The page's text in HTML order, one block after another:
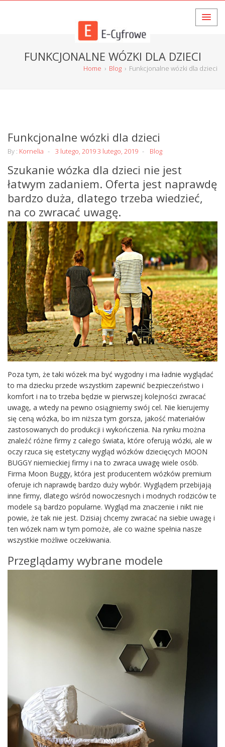
FUNKCJONALNE WÓZKI DLA DZIECI
Home › Blog › Funkcjonalne wózki dla dzieci
Funkcjonalne wózki dla dzieci
By : Kornelia 3 lutego, 20193 lutego, 2019 Blog
Szukanie wózka dla dzieci nie jest
łatwym zadaniem. Oferta jest naprawdę
bardzo duża, dlatego trzeba wiedzieć,
na co zwracać uwagę.
Poza tym, że taki wózek ma być wygodny i ma ładnie wyglądać
to ma dziecku przede wszystkim zapewnić bezpieczeństwo i
komfort i na to trzeba będzie w pierwszej kolejności zwracać
uwagę, a wtedy na pewno osiągniemy swój cel. Nie kierujemy
się ceną wózka, bo im niższa tym gorsza, jakość materiałów
zastosowanych do produkcji i wykończenia. Na rynku można
znaleźć różne firmy z całego świata, które oferują wózki, ale w
oczy rzuca się estetyczny wygląd wózków dziecięcych MOON
BUGGY niemieckiej firmy i na to zwraca uwagę wiele osób.
Firma Moon Buggy, która jest producentem wózków premium
oferuje ich naprawdę bardzo duży wybór. Wyglądem przebijają
inne firmy, dlatego wśród nowoczesnych i modnych rodziców te
modele są bardzo popularne. Wygląd ma znaczenie i nikt nie
powie, że tak nie jest. Dzisiaj chcemy zwracać na siebie uwagę i
ten wózek nam w tym pomoże, ale co ważne spełnia nasze
wszystkie możliwe oczekiwania.
Przeglądamy wybrane modele